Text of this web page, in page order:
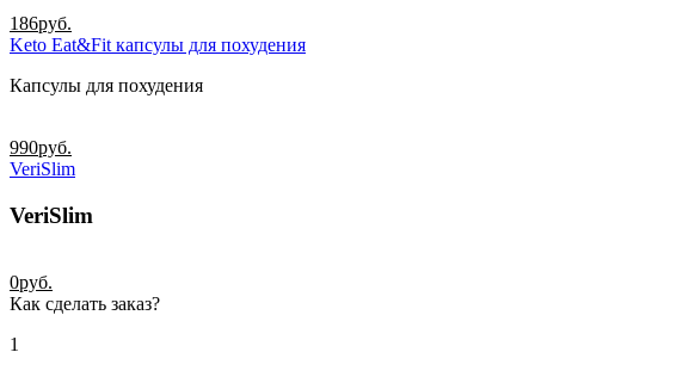
186руб.
Keto Eat&Fit капсулы для похудения
Капсулы для похудения
990руб.
VeriSlim
VeriSlim
0руб.
Как сделать заказ?
1